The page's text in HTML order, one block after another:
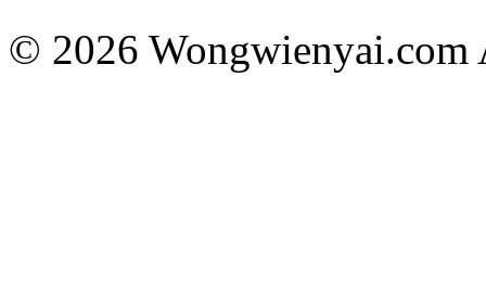
© 2026 Wongwienyai.com